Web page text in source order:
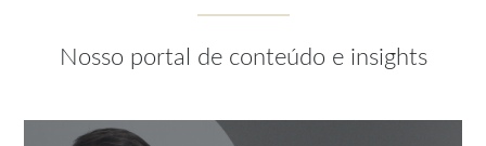
Nosso portal de conteúdo e insights